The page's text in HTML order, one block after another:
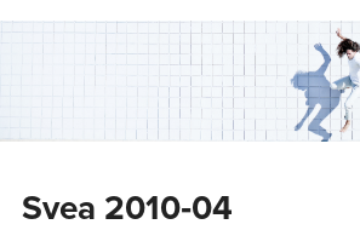
Svea 2010‑04